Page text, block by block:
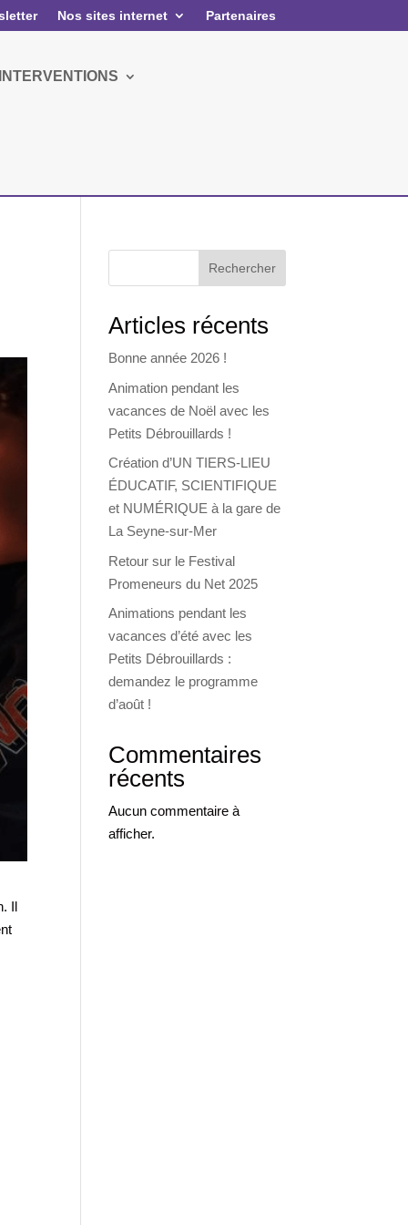
Nos sites internet Partenaires
Il
Rechercher
Articles récents
Bonne année 2026 !
Animation pendant les
vacances de Noël avec les
Petits Débrouillards !
Création d’UN TIERS-LIEU
ÉDUCATIF, SCIENTIFIQUE
et NUMÉRIQUE à la gare de
La Seyne-sur-Mer
Retour sur le Festival
Promeneurs du Net 2025
Animations pendant les
vacances d’été avec les
Petits Débrouillards :
demandez le programme
d’août !
Commentaires
récents
Aucun commentaire à
afficher.